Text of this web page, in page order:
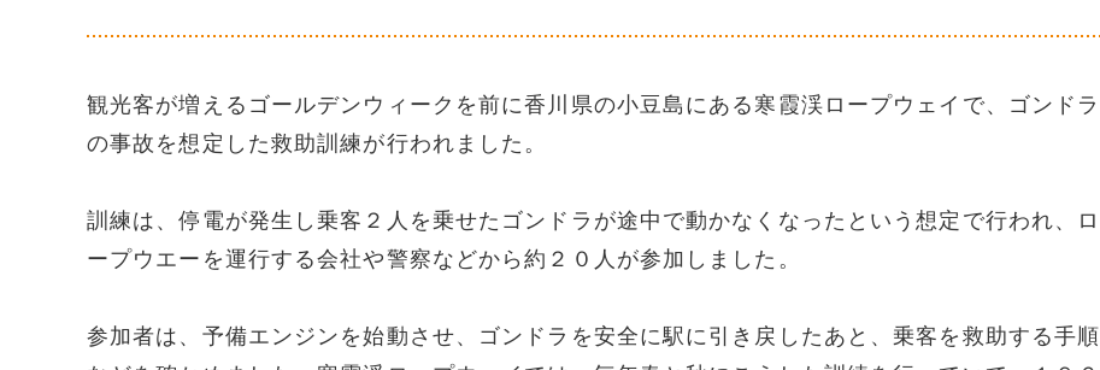
観光客が増えるゴールデンウィークを前に香川県の小豆島にある寒霞渓ロープウェイで、ゴンドラ
の事故を想定した救助訓練が行われました。
訓練は、停電が発生し乗客２人を乗せたゴンドラが途中で動かなくなったという想定で行われ、ロ
ープウエーを運行する会社や警察などから約２０人が参加しました。
参加者は、予備エンジンを始動させ、ゴンドラを安全に駅に引き戻したあと、乗客を救助する手順